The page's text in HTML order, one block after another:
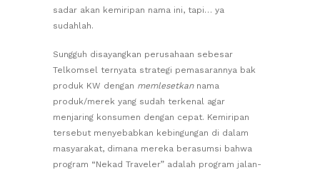
sadar akan kemiripan nama ini, tapi… ya
sudahlah.
Sungguh disayangkan perusahaan sebesar
Telkomsel ternyata strategi pemasarannya bak
produk KW dengan memlesetkannama
produk/merek yang sudah terkenal agar
menjaring konsumen dengan cepat. Kemiripan
tersebut menyebabkan kebingungan di dalam
masyarakat, dimana mereka berasumsi bahwa
program “Nekad Traveler” adalah program jalan-